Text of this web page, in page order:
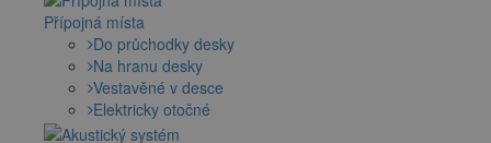
Přípojná místa
Do průchodky desky
Na hranu desky
Vestavěné v desce
Elektricky otočné